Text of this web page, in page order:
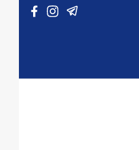
Vai al contenuto